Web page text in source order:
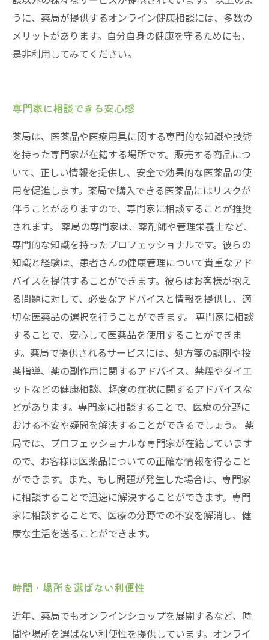
うに、薬局が提供するオンライン健康相談には、多数の
メリットがあります。自分自身の健康を守るためにも、
是非利用してみてください。
専門家に相談できる安心感
薬局は、医薬品や医療用具に関する専門的な知識や技術
を持った専門家が在籍する場所です。販売する商品につ
いて、正しい情報を提供し、安全で効果的な医薬品の使
用を促進します。薬局で購入できる医薬品にはリスクが
伴うことがありますので、専門家に相談することが推奨
されます。 薬局の専門家は、薬剤師や管理栄養士など、
専門的な知識を持ったプロフェッショナルです。彼らの
知識と経験は、患者さんの健康管理について貴重なアド
バイスを提供することができます。彼らはお客様が抱え
る問題に対して、必要なアドバイスと情報を提供し、適
切な医薬品の選択を行うことができます。 専門家に相談
することで、安心して医薬品を使用することができま
す。薬局で提供されるサービスには、処方箋の調剤や投
薬指導、薬の副作用に関するアドバイス、禁煙やダイエ
ットなどの健康相談、軽度の症状に関するアドバイスな
どがあります。専門家に相談することで、医療の分野に
おける不安や疑問を解決することができるでしょう。 薬
局では、プロフェッショナルな専門家が在籍しています
ので、お客様は医薬品についての正確な情報を得ること
ができます。また、もし問題が発生した場合は、専門家
に相談することで迅速に解決することができます。専門
家に相談することで、医療の分野での不安を解消し、健
康な生活を送ることができます。
時間・場所を選ばない利便性
近年、薬局でもオンラインショップを展開するなど、時
間や場所を選ばない利便性を提供しています。オンライ